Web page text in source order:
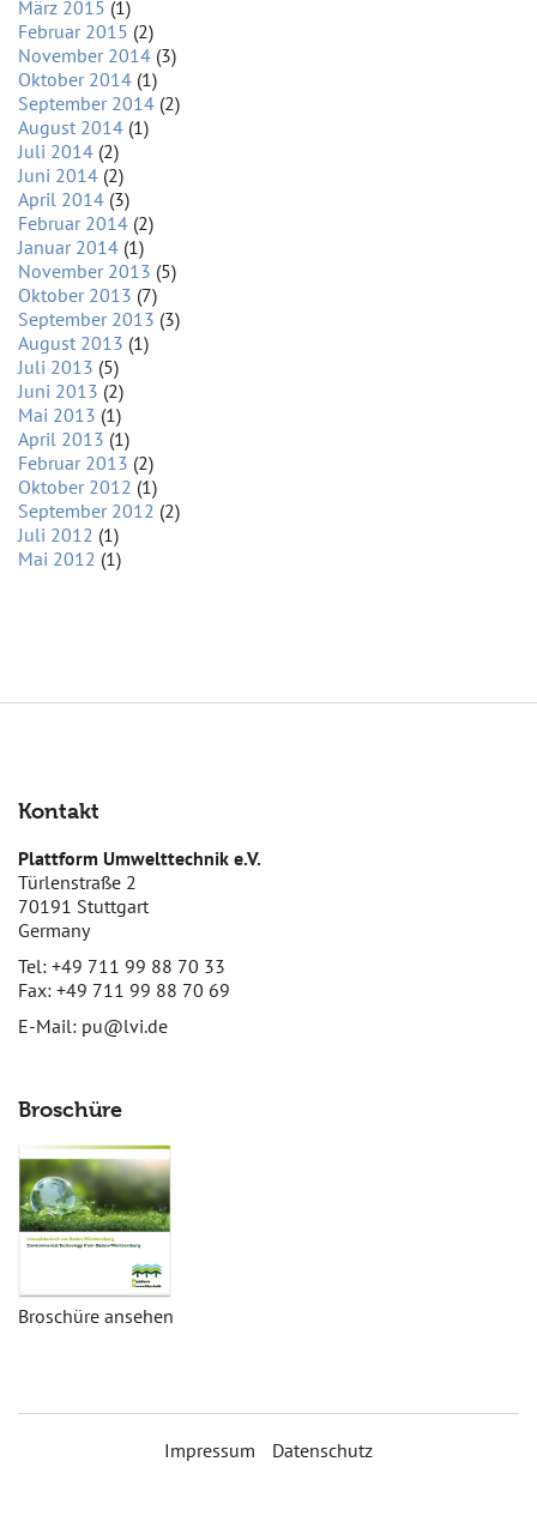
März 2015 (1)
Februar 2015 (2)
November 2014 (3)
Oktober 2014 (1)
September 2014 (2)
August 2014 (1)
Juli 2014 (2)
Juni 2014 (2)
April 2014 (3)
Februar 2014 (2)
Januar 2014 (1)
November 2013 (5)
Oktober 2013 (7)
September 2013 (3)
August 2013 (1)
Juli 2013 (5)
Juni 2013 (2)
Mai 2013 (1)
April 2013 (1)
Februar 2013 (2)
Oktober 2012 (1)
September 2012 (2)
Juli 2012 (1)
Mai 2012 (1)
Kontakt
Plattform Umwelttechnik e.V.
Türlenstraße 2
70191 Stuttgart
Germany
Tel: +49 711 99 88 70 33
Fax: +49 711 99 88 70 69
E-Mail: pu@lvi.de
Broschüre
Broschüre ansehen
Impressum Datenschutz